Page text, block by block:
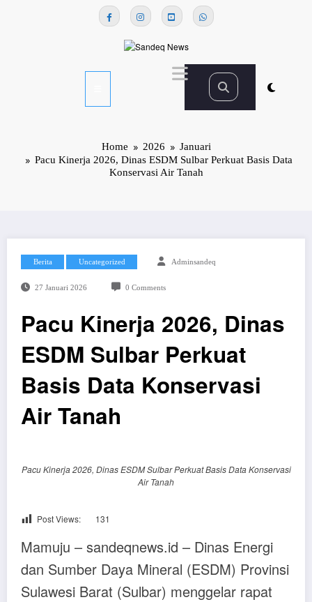
Home 2026
Januari
Pacu Kinerja 2026, Dinas ESDM Sulbar Perkuat Basis Data
Konservasi Air Tanah
Berita Uncategorized Adminsandeq
27 Januari 2026 0 Comments
Pacu Kinerja 2026, Dinas
ESDM Sulbar Perkuat
Basis Data Konservasi
Air Tanah
Pacu Kinerja 2026, Dinas ESDM Sulbar Perkuat Basis Data Konservasi
Air Tanah
Post Views: 131
Mamuju – sandeqnews.id – Dinas Energi
dan Sumber Daya Mineral (ESDM) Provinsi
Sulawesi Barat (Sulbar) menggelar rapat